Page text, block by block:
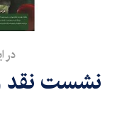
در
نشست نقد